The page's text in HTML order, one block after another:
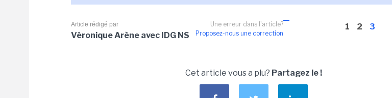
1 2 3
Une erreur dans l'article?
Proposez-nous une correction
Article rédigé par
Véronique Arène avec IDG NS
Cet article vous a plu? Partagez le !